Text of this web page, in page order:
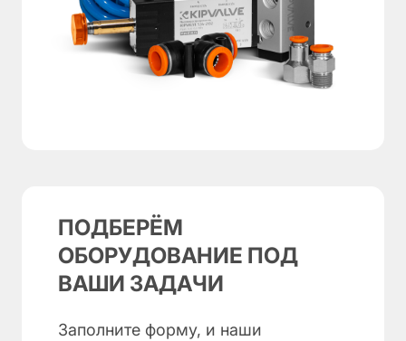
ПОДБЕРЁМ
ОБОРУДОВАНИЕ ПОД
ВАШИ ЗАДАЧИ
Заполните форму, и наши